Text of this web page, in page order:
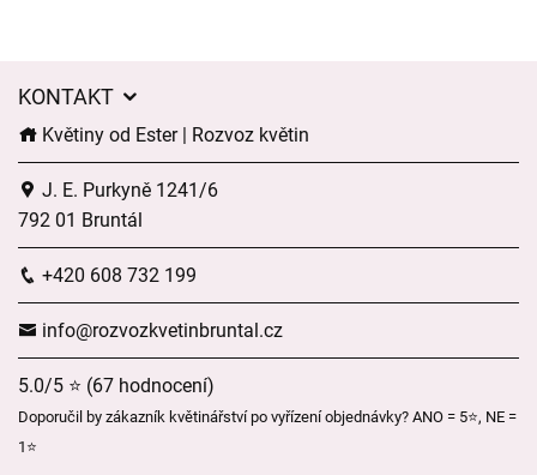
KONTAKT
Květiny od Ester | Rozvoz květin
J. E. Purkyně 1241/6
792 01 Bruntál
+420 608 732 199
info@rozvozkvetinbruntal.cz
5.0/5 ⭐ (67 hodnocení)
Doporučil by zákazník květinářství po vyřízení objednávky? ANO = 5⭐, NE =
1⭐